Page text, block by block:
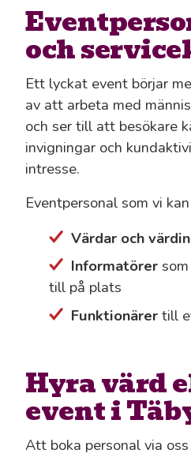
och
Ett lyckat event börjar
av att arbeta med
och ser till att besökare
invigningar och
intresse.
Eventpersonal som vi
Värdar och
Informatörer
till på plats
Funktionärer till
Hyra värd
event i
Att boka personal via